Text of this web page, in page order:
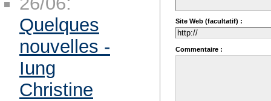
Site Web (facultatif) :
Commentaire :
Quelques
nouvelles -
Iung
Christine